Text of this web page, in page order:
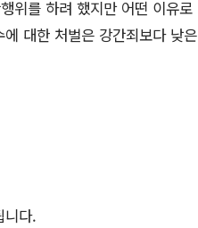
위를 하려 했지만 어떤 이유로
대한 처벌은 강간죄보다 낮은
니다.